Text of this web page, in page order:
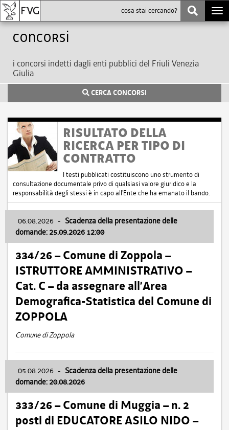
Concorsi
i concorsi indetti dagli enti pubblici del Friuli Venezia
Giulia
CERCA CONCORSI
RISULTATO DELLA
RICERCA PER TIPO DI
CONTRATTO
I testi pubblicati costituiscono uno strumento di
consultazione documentale privo di qualsiasi valore giuridico e la
responsabilità degli stessi è in capo all'Ente che ha emanato il bando.
06.08.2026 - Scadenza della presentazione delle
domande: 25.09.2026 12:00
334/26 – Comune di Zoppola –
ISTRUTTORE AMMINISTRATIVO –
Cat. C – da assegnare all’Area
Demografica-Statistica del Comune di
ZOPPOLA
Comune di Zoppola
05.08.2026 - Scadenza della presentazione delle
domande: 20.08.2026
333/26 – Comune di Muggia – n. 2
posti di EDUCATORE ASILO NIDO –